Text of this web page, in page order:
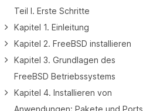
Teil I. Erste Schritte
Kapitel 1. Einleitung
Kapitel 2. FreeBSD installieren
Kapitel 3. Grundlagen des
FreeBSD Betriebssystems
Kapitel 4. Installieren von
Anwendungen: Pakete und Ports